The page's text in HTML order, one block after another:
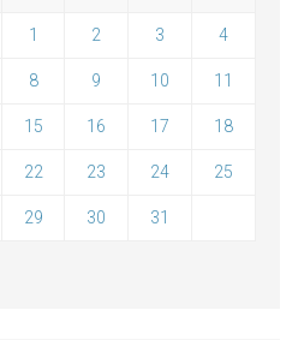
1 2 3 4
8 9 10 11
15 16 17 18
22 23 24 25
29 30 31